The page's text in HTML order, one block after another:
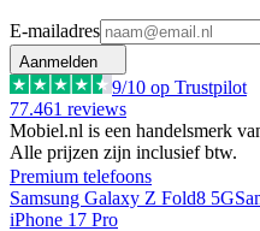
E-mailadres
Aanmelden
9/10 op Trustpilot
77.461 reviews
Mobiel.nl is een handelsmerk
Alle prijzen zijn inclusief btw.
Premium telefoons
Samsung Galaxy Z Fold8 5G
iPhone 17 Pro